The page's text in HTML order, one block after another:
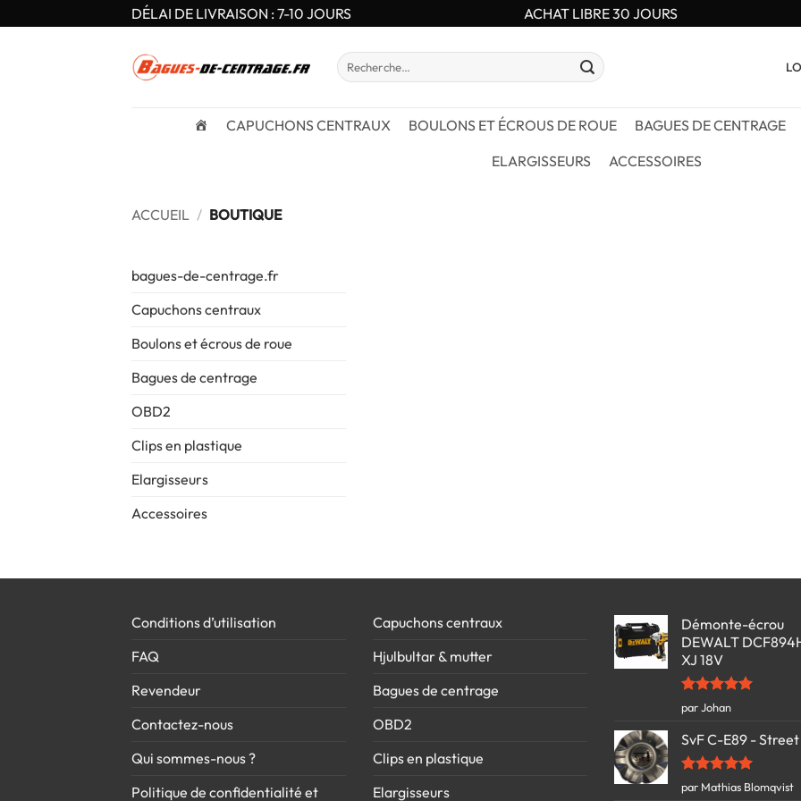
au
DÉLAI DE LIVRAISON : 7-10 JOURS ACHAT LIBRE 30 JOURS
Recherche
pour :
CAPUCHONS CENTRAUX BOULONS ET ÉCROUS DE ROUE
BAGUES DE CENTRAGE
ELARGISSEURS
ACCESSOIRES
ACCUEIL / BOUTIQUE
bagues-de-centrage.fr
Capuchons centraux
Boulons et écrous de roue
Bagues de centrage
OBD2
Clips en plastique
Elargisseurs
Accessoires
Conditions d’utilisation
FAQ
Revendeur
Contactez-nous
Qui sommes-nous ?
Politique de confidentialité et
Capuchons centraux
Hjulbultar & mutter
Bagues de centrage
OBD2
Clips en plastique
Elargisseurs
Démonte-écrou
DEWALT
XJ 18V
Note5sur
5
par Johan
SvF C-E89 - Street
Note5sur
par Mathias Blomqvist